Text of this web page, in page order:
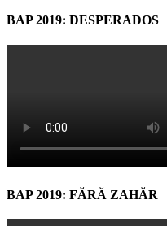
BAP 2019: DESPERADOS
BAP 2019: FĂRĂ ZAHĂR